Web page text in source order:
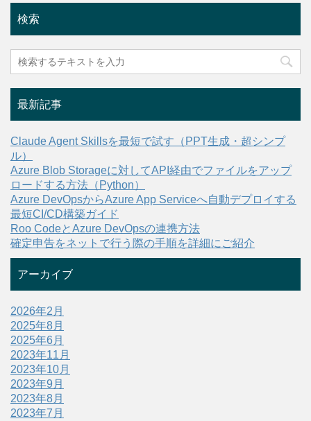
検索
最新記事
Claude Agent Skillsを最短で試す（PPT生成・超シンプ
ル）
Azure Blob Storageに対してAPI経由でファイルをアップ
ロードする方法（Python）
Azure DevOpsからAzure App Serviceへ自動デプロイする
最短CI/CD構築ガイド
Roo CodeとAzure DevOpsの連携方法
確定申告をネットで行う際の手順を詳細にご紹介
アーカイブ
2026年2月
2025年8月
2025年6月
2023年11月
2023年10月
2023年9月
2023年8月
2023年7月